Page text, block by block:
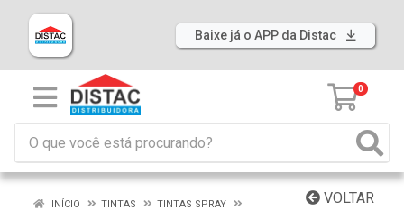
Baixe já o APP da Distac
0
VOLTAR
INÍCIO TINTAS
TINTAS SPRAY